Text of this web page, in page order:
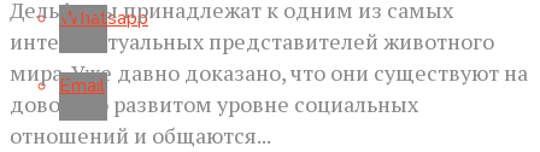
Whatsapp
Email
Дельфины принадлежат к одним из самых
интеллектуальных представителей животного
мира. Уже давно доказано, что они существуют на
довольно развитом уровне социальных
отношений и общаются...